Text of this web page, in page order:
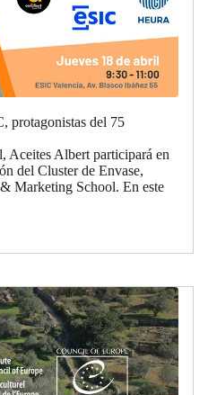
protagonistas del 75
Aceites Albert participará en
del Cluster de Envase,
Marketing School. En este